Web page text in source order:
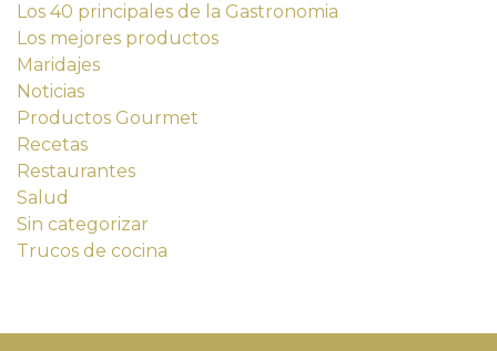
Los 40 principales de la Gastronomia
Los mejores productos
Maridajes
Noticias
Productos Gourmet
Recetas
Restaurantes
Salud
Sin categorizar
Trucos de cocina